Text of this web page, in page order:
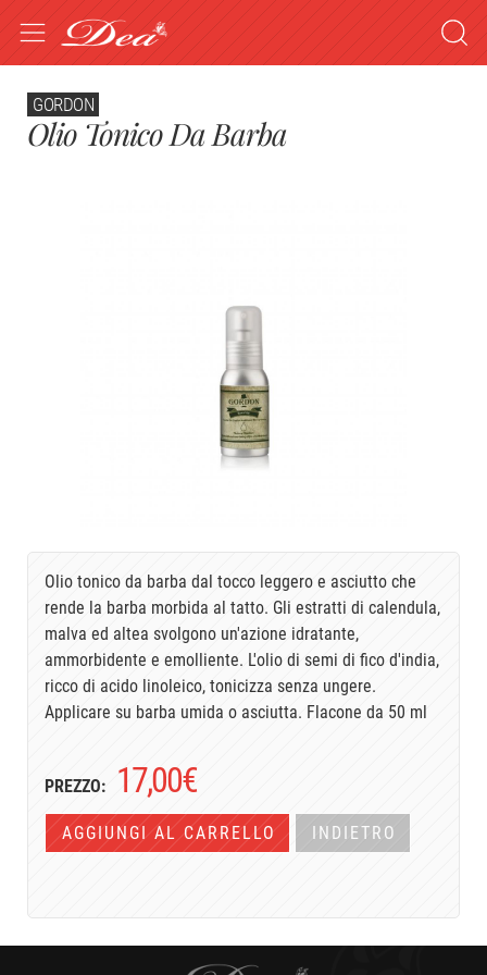
GORDON
Olio Tonico Da Barba
Olio tonico da barba dal tocco leggero e asciutto che
rende la barba morbida al tatto. Gli estratti di calendula,
malva ed altea svolgono un'azione idratante,
ammorbidente e emolliente. L'olio di semi di fico d'india,
ricco di acido linoleico, tonicizza senza ungere.
Applicare su barba umida o asciutta. Flacone da 50 ml
PREZZO: 17,00€
AGGIUNGI AL CARRELLO INDIETRO